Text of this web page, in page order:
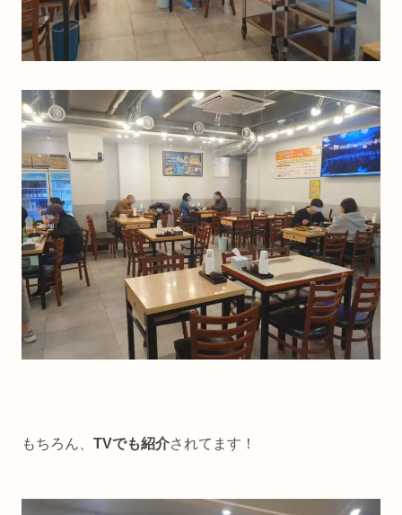
もちろん、 TVでも紹介されてます！